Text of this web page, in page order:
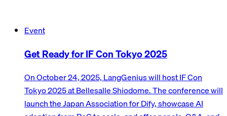
Event
Get Ready for IF Con Tokyo 2025
On October 24, 2025, LangGenius will host IF Con
Tokyo 2025 at Bellesalle Shiodome. The conference will
launch the Japan Association for Dify, showcase AI